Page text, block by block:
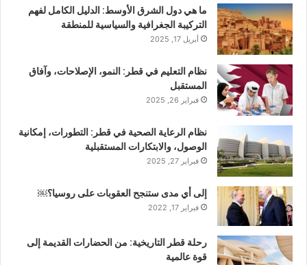
ما هي دول الشرق الأوسط: الدليل الكامل لفهم
التركيبة الجغرافية والسياسية للمنطقة
أبريل 17, 2025
نظام التعليم في قطر: النمو، الإصلاحات، وآفاق
المستقبل
فبراير 26, 2025
نظام الرعاية الصحية في قطر: التطورات، إمكانية
الوصول، والابتكارات المستقبلية
فبراير 27, 2025
إلى أي مدى ستنجح العقوبات على روسيا؟￼
فبراير 17, 2022
رحلة قطر التاريخية: من الحضارات القديمة إلى
قوة عالمية